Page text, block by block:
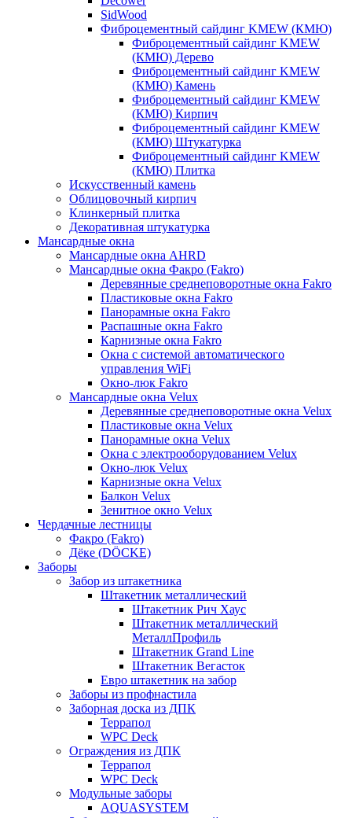
SidWood
Фиброцементный сайдинг KMEW (КМЮ)
Фиброцементный сайдинг KMEW
(КМЮ) Дерево
Фиброцементный сайдинг KMEW
(КМЮ) Камень
Фиброцементный сайдинг KMEW
(КМЮ) Кирпич
Фиброцементный сайдинг KMEW
(КМЮ) Штукатурка
Фиброцементный сайдинг KMEW
(КМЮ) Плитка
Искусственный камень
Облицовочный кирпич
Клинкерный плитка
Декоративная штукатурка
Мансардные окна
Мансардные окна AHRD
Мансардные окна Факро (Fakro)
Деревянные среднеповоротные окна Fakro
Пластиковые окна Fakro
Панорамные окна Fakro
Распашные окна Fakro
Карнизные окна Fakro
Окна с системой автоматического
управления WiFi
Окно-люк Fakro
Мансардные окна Velux
Деревянные среднеповоротные окна Velux
Пластиковые окна Velux
Панорамные окна Velux
Окна с электрооборудованием Velux
Окно-люк Velux
Карнизные окна Velux
Балкон Velux
Зенитное окно Velux
Чердачные лестницы
Факро (Fakro)
Дёке (DÖCKE)
Заборы
Забор из штакетника
Штакетник металлический
Штакетник Рич Хаус
Штакетник металлический
МеталлПрофиль
Штакетник Grand Line
Штакетник Вегасток
Евро штакетник на забор
Заборы из профнастила
Заборная доска из ДПК
Террапол
WPC Deck
Ограждения из ДПК
Террапол
WPC Deck
Модульные заборы
AQUASYSTEM